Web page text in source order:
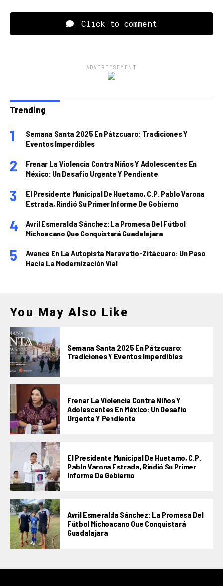
Click to comment
ADVERTISEMENT
Trending
Semana Santa 2025 En Pátzcuaro: Tradiciones Y
Eventos Imperdibles
Frenar La Violencia Contra Niños Y Adolescentes En
México: Un Desafío Urgente Y Pendiente
El Presidente Municipal De Huetamo, C.P. Pablo Varona
Estrada, Rindió Su Primer Informe De Gobierno
Avril Esmeralda Sánchez: La Promesa Del Fútbol
Michoacano Que Conquistará Guadalajara
Avance En La Autopista Maravatío-Zitácuaro: Un Paso
Hacia La Modernización Vial
You May Also Like
Semana Santa 2025 En Pátzcuaro:
Tradiciones Y Eventos Imperdibles
Frenar La Violencia Contra Niños Y
Adolescentes En México: Un Desafío
Urgente Y Pendiente
El Presidente Municipal De Huetamo, C.P.
Pablo Varona Estrada, Rindió Su Primer
Informe De Gobierno
Avril Esmeralda Sánchez: La Promesa Del
Fútbol Michoacano Que Conquistará
Guadalajara